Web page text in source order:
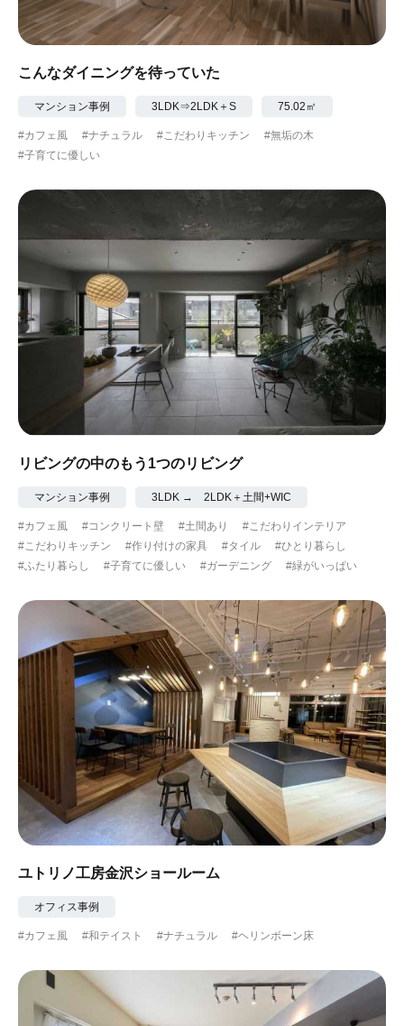
こんなダイニングを待っていた
マンション事例 3LDK⇒2LDK＋S 75.02㎡
#カフェ風 #ナチュラル #こだわりキッチン
#無垢の木
#子育てに優しい
リビングの中のもう1つのリビング
マンション事例 3LDK → 2LDK＋土間+WIC
#カフェ風 #コンクリート壁 #土間あり
#こだわりインテリア
#こだわりキッチン
#作り付けの家具 #タイル
#ひとり暮らし
#ふたり暮らし
#子育てに優しい #ガーデニング #緑がいっぱい
ユトリノ工房金沢ショールーム
オフィス事例
#カフェ風 #和テイスト #ナチュラル #ヘリンボーン床